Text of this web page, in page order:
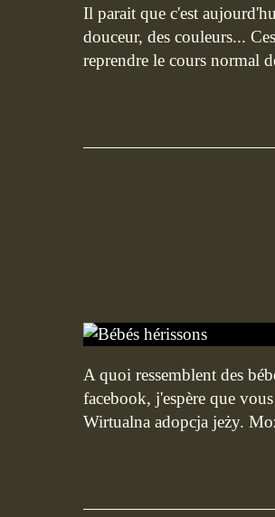
Il parait que c'est
douceur, des couleurs...
reprendre le cours normal
A quoi ressemblent des
facebook, j'espère que
Wirtualna adopcja jeży.